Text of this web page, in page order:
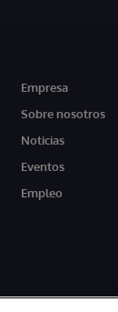
Empresa
Sobre nosotros
Noticias
Eventos
Empleo